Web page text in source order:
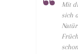
Mit
sich